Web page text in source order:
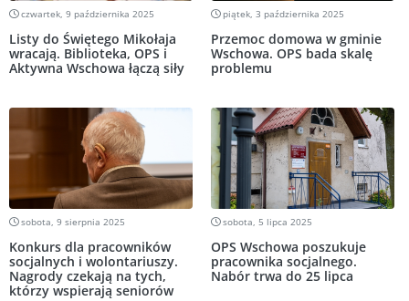
czwartek, 9 października 2025
Listy do Świętego Mikołaja
wracają. Biblioteka, OPS i
Aktywna Wschowa łączą siły
piątek, 3 października 2025
Przemoc domowa w gminie
Wschowa. OPS bada skalę
problemu
sobota, 9 sierpnia 2025
Konkurs dla pracowników
socjalnych i wolontariuszy.
Nagrody czekają na tych,
którzy wspierają seniorów
sobota, 5 lipca 2025
OPS Wschowa poszukuje
pracownika socjalnego.
Nabór trwa do 25 lipca